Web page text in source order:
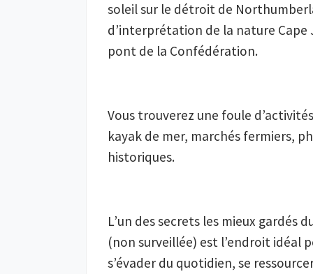
soleil sur le détroit de
d’interprétation de la nature
pont de la Confédération.
Vous trouverez une foule
kayak de mer, marchés fermiers,
historiques.
L’un des secrets les mieux gardés
(non surveillée) est l’endroit idéal
s’évader du quotidien, se